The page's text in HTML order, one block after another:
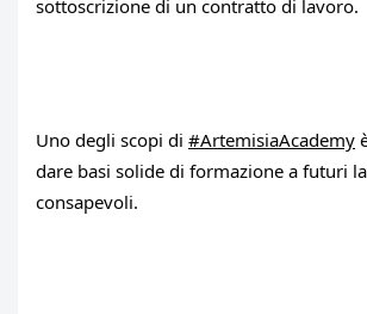
sottoscrizione di un contratto di lavoro.
Uno degli scopi di #ArtemisiaAcademy
dare basi solide di formazione a futuri
consapevoli.